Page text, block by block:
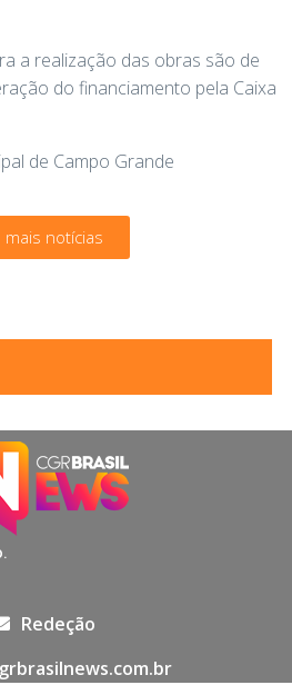
a realização das obras são de
do financiamento pela Caixa
de Campo Grande
mais notícias
Redeção